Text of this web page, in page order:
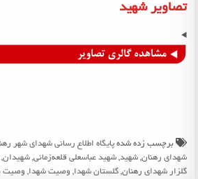
تصاویر شهید
برچسب زده شدهپایگاه اطلاع رسانی شهدای شهر
شهدای رهنان,شهید,شهید عباسعلی قلعه‌زمانی,شهیدان
گلزار شهدای رهنان,گلستان شهدا, وصیت شهدا, وصیت